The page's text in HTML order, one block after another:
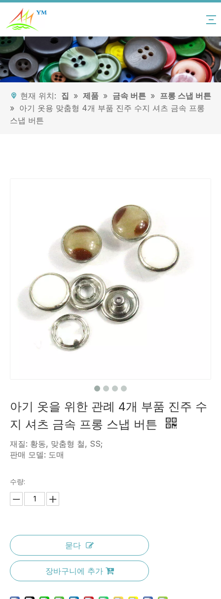
현재 위치: 집 » 제품 » 금속 버튼 » 프롱 스냅 버튼
» 아기 옷용 맞춤형 4개 부품 진주 수지 셔츠 금속 프롱
스냅 버튼
아기 옷을 위한 관례 4개 부품 진주 수
지 셔츠 금속 프롱 스냅 버튼
재질: 황동, 맞춤형 철, SS;
판매 모델: 도매
수량:
묻다
장바구니에 추가